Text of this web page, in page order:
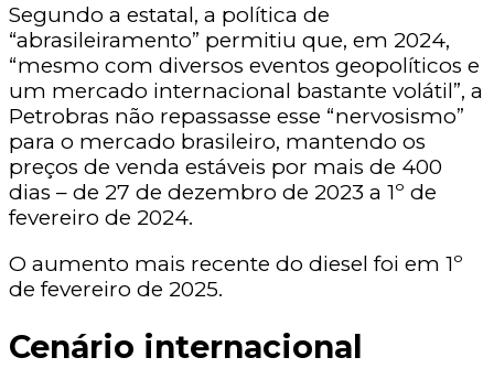
Segundo a estatal, a política de
“abrasileiramento” permitiu que, em 2024,
“mesmo com diversos eventos geopolíticos e
um mercado internacional bastante volátil”, a
Petrobras não repassasse esse “nervosismo”
para o mercado brasileiro, mantendo os
preços de venda estáveis por mais de 400
dias – de 27 de dezembro de 2023 a 1º de
fevereiro de 2024.
O aumento mais recente do diesel foi em 1º
de fevereiro de 2025.
Cenário internacional